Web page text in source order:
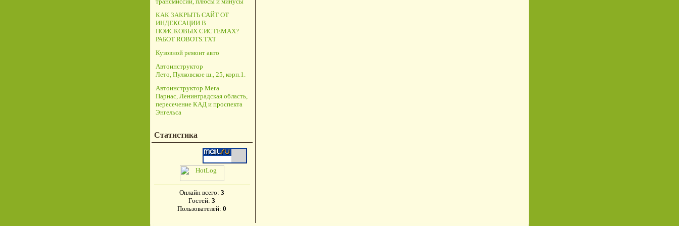
КАК ЗАКРЫТЬ САЙТ ОТ
ИНДЕКСАЦИИ В
ПОИСКОВЫХ СИСТЕМАХ?
РАБОТ ROBOTS.TXT
Кузовной ремонт авто
Автоинструктор
Лето, Пулковское ш., 25, корп.1.
Автоинструктор Мега
Парнас, Ленинградская область,
пересечение КАД и проспекта
Энгельса
Статистика
Онлайн всего: 3
Гостей: 3
Пользователей: 0